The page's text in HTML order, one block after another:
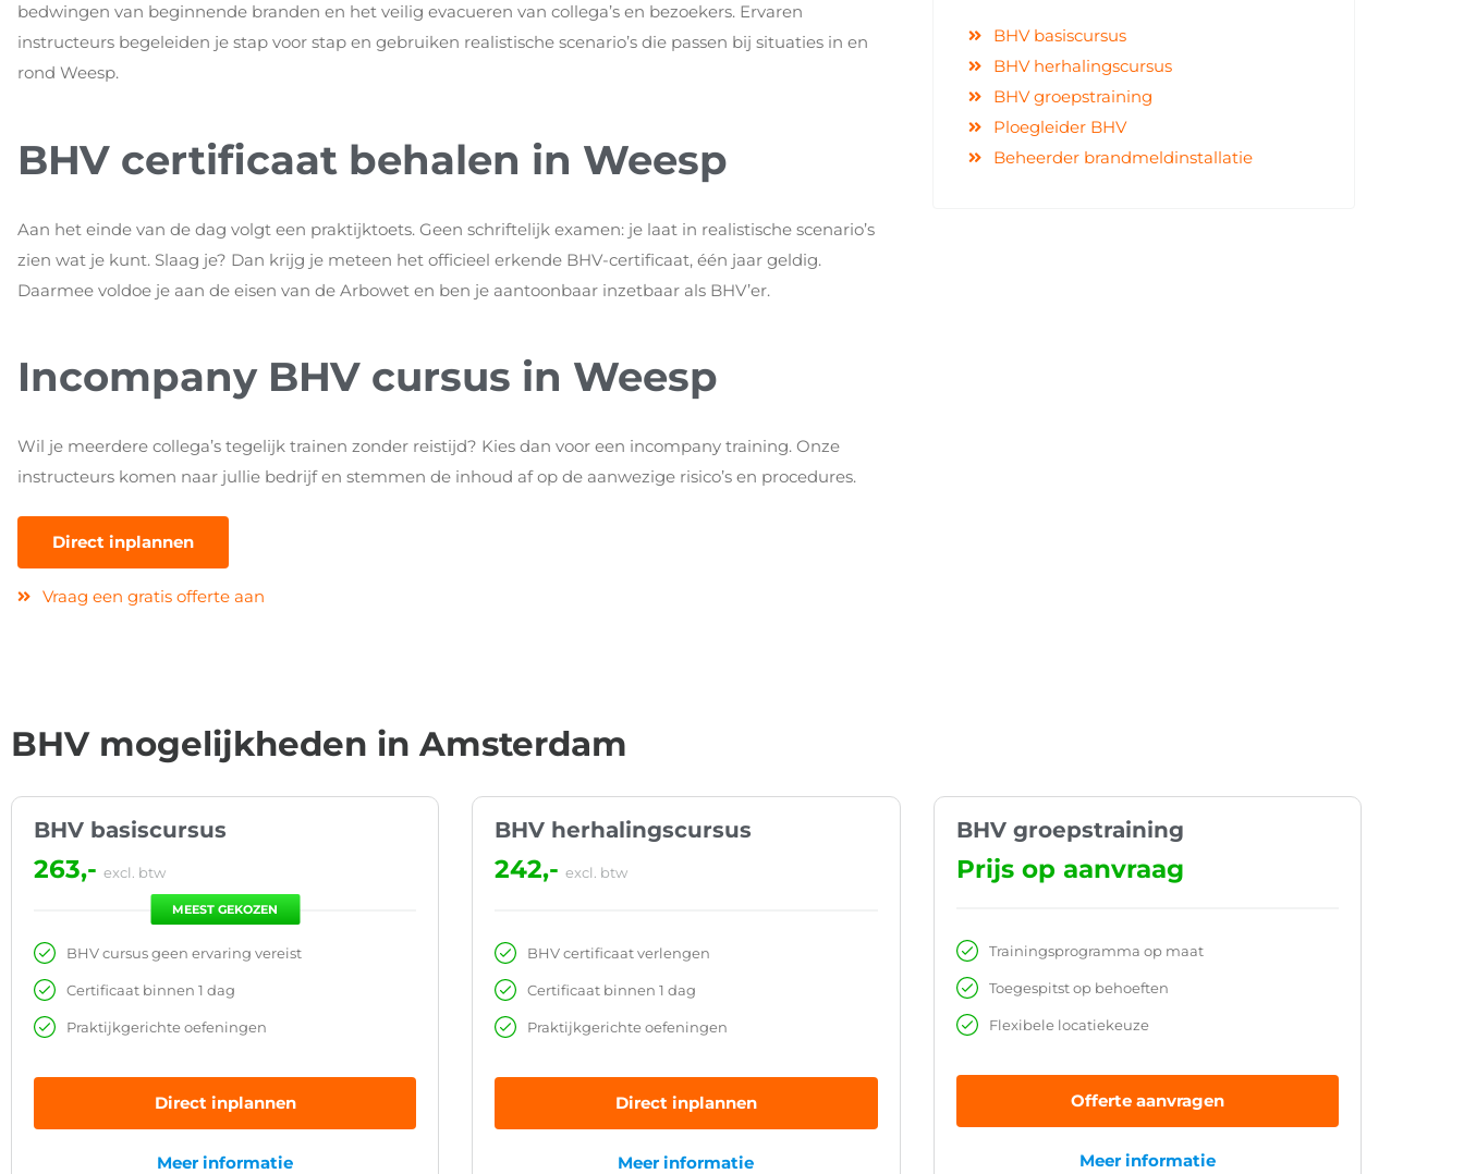
bedwingen van beginnende branden en het veilig evacueren van collega’s en bezoekers. Ervaren
instructeurs begeleiden je stap voor stap en gebruiken realistische scenario’s die passen bij situaties in en
rond Weesp.
BHV certificaat behalen in Weesp
Aan het einde van de dag volgt een praktijktoets. Geen schriftelijk examen: je laat in realistische scenario’s
zien wat je kunt. Slaag je? Dan krijg je meteen het officieel erkende BHV-certificaat, één jaar geldig.
Daarmee voldoe je aan de eisen van de Arbowet en ben je aantoonbaar inzetbaar als BHV’er.
Incompany BHV cursus in Weesp
Wil je meerdere collega’s tegelijk trainen zonder reistijd? Kies dan voor een incompany training. Onze
instructeurs komen naar jullie bedrijf en stemmen de inhoud af op de aanwezige risico’s en procedures.
Direct inplannen
Vraag een gratis offerte aan
BHV basiscursus
BHV herhalingscursus
BHV groepstraining
Ploegleider BHV
Beheerder brandmeldinstallatie
BHV mogelijkheden in Amsterdam
BHV basiscursus
263,- excl. btw
MEEST GEKOZEN
BHV cursus geen ervaring vereist
Certificaat binnen 1 dag
Praktijkgerichte oefeningen
Direct inplannen
Meer informatie
BHV herhalingscursus
242,- excl. btw
BHV certificaat verlengen
Certificaat binnen 1 dag
Praktijkgerichte oefeningen
Direct inplannen
Meer informatie
BHV groepstraining
Prijs op aanvraag
Trainingsprogramma op maat
Toegespitst op behoeften
Flexibele locatiekeuze
Offerte aanvragen
Meer informatie